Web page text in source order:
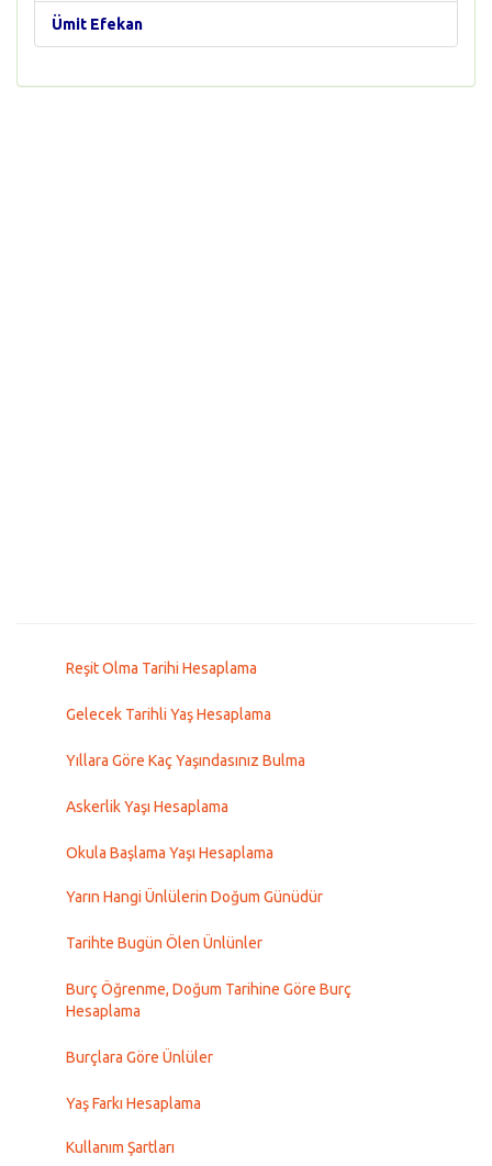
Ümit Efekan
Reşit Olma Tarihi Hesaplama
Gelecek Tarihli Yaş Hesaplama
Yıllara Göre Kaç Yaşındasınız Bulma
Askerlik Yaşı Hesaplama
Okula Başlama Yaşı Hesaplama
Yarın Hangi Ünlülerin Doğum Günüdür
Tarihte Bugün Ölen Ünlünler
Burç Öğrenme, Doğum Tarihine Göre Burç
Hesaplama
Burçlara Göre Ünlüler
Yaş Farkı Hesaplama
Kullanım Şartları